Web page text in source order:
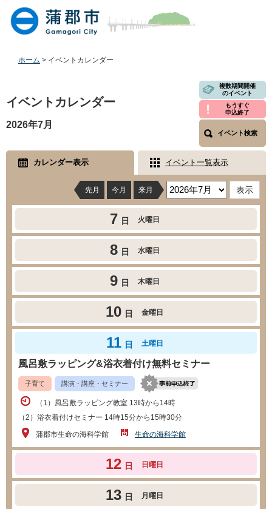
本
ホーム > イベントカレンダー
文
イベントカレンダー
複数期間開催
のイベント
もうすぐ
申込終了
イベント検索
2026年7月
カレンダー表示 イベント一覧表示
先月 今月 来月
7 日 火曜日
8 日 水曜日
9 日 木曜日
10 日 金曜日
11 日 土曜日
風呂敷ラッピング&浴衣着付け無料セミナー
子育て 講演・講座・セミナー
（1）風呂敷ラッピング教室 13時から14時
（2）浴衣着付けセミナー 14時15分から15時30分
蒲郡市生命の海科学館
生命の海科学館
12 日 日曜日
13 日 月曜日